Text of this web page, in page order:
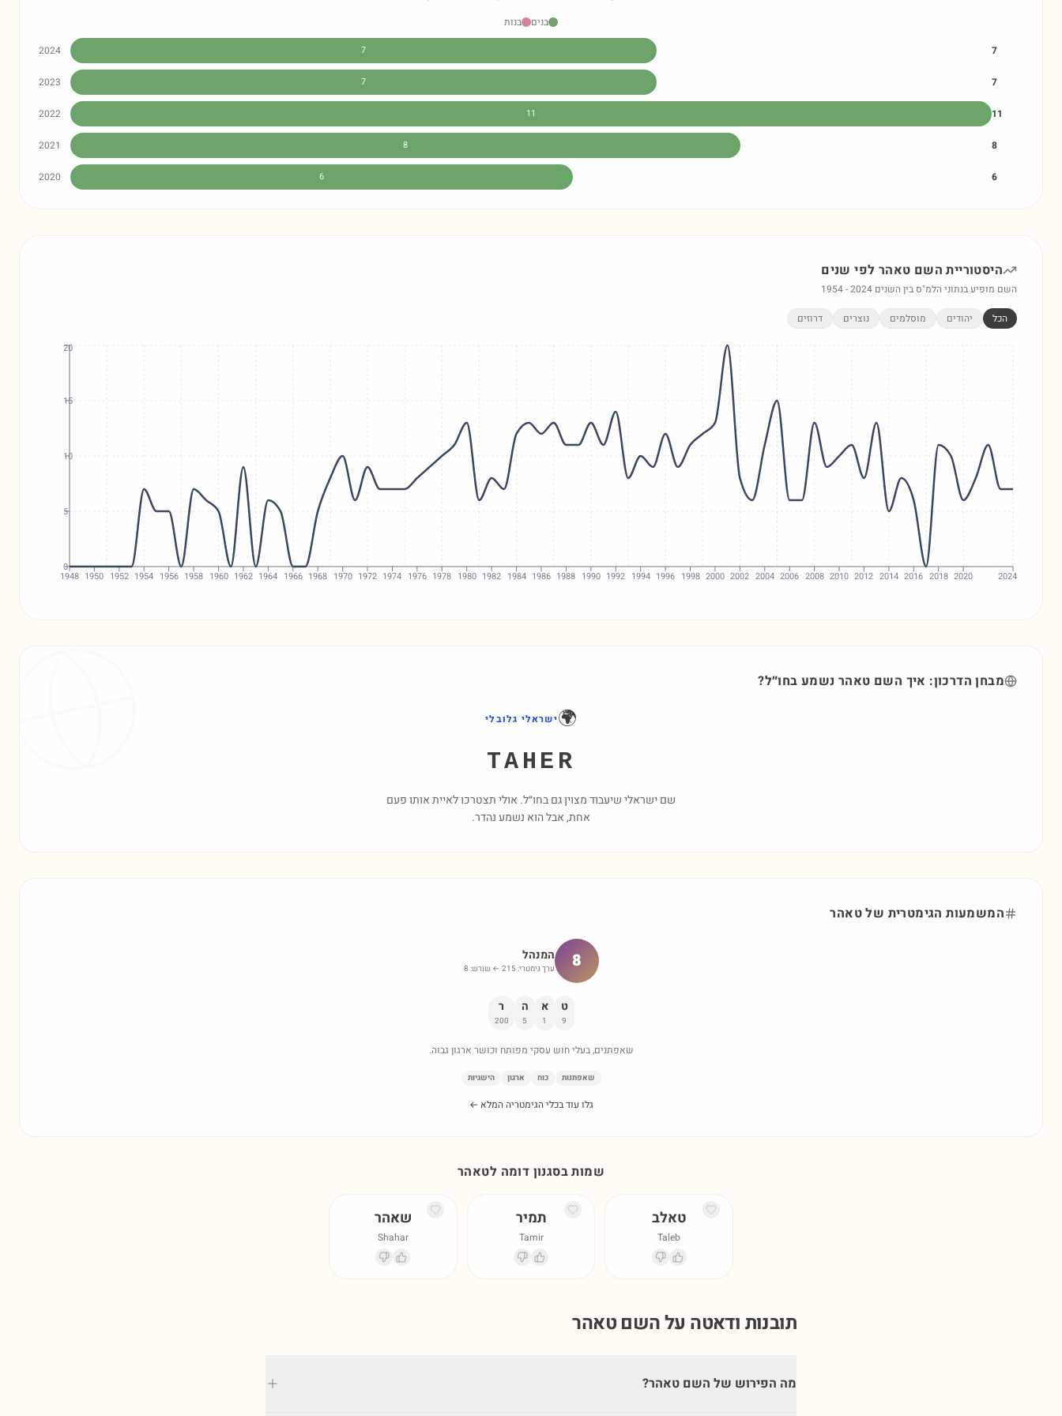
בנים
בנות
2024
7 7
2023 7 7
2022 11 11
2021 8 8
2020 6 6
היסטוריית השם טאהר לפי שנים
השם מופיע בנתוני הלמ"ס בין השנים 1954-2024
הכל יהודים מוסלמים נוצרים דרוזים
1948 1950 1952 1954 1956 1958 1960 1962 1964 1966 1968 1970 1972 1974 1976 1978 1980 1982 1984 1986 1988 1990 1992 1994 1996 1998 2000 2002 2004 2006 2008 2010 2012 2014 2016 2018 2020 2024
0
5
10
15
20
מבחן הדרכון: איך השם טאהר נשמע בחו״ל?
🌍ישראלי גלובלי
TAHER
שם ישראלי שיעבוד מצוין גם בחו״ל. אולי תצטרכו לאיית אותו פעם
אחת, אבל הוא נשמע נהדר.
המשמעות הגימטרית שלטאהר
8 המנהל
ערך גימטרי: 215 ← שורש: 8
ט
9
א
1
ה
5
ר
200
שאפתנים, בעלי חוש עסקי מפותח וכושר ארגון גבוה.
שאפתנות כוח ארגון הישגיות
גלו עוד בכלי הגימטריה המלא ←
שמות בסגנון דומה לטאהר
טאלב
Taleb
תמיר
Tamir
שאהר
Shahar
תובנות ודאטה על השם טאהר
מה הפירוש של השם טאהר?